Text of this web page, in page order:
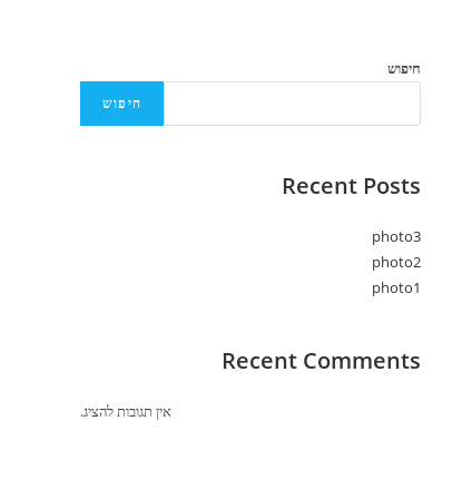
חיפוש
חיפוש
Recent Posts
photo3
photo2
photo1
Recent Comments
אין תגובות להציג.